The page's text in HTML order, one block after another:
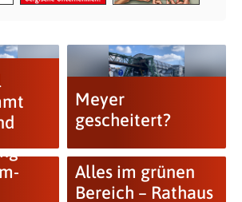
Meyer
gescheitert?
Alles im grünen
Bereich – Rathaus